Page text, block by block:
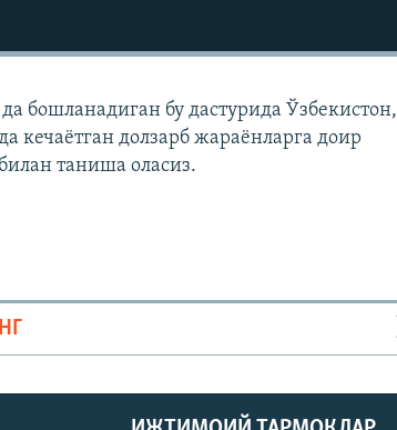
бошланадиган бу дастурида Ўзбекистон,
кечаëтган долзарб жараëнларга доир
таниша оласиз.